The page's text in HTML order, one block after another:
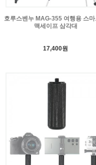
호루스벤누 MAG-355 여행용 스
맥세이프 삼각대
17,400원